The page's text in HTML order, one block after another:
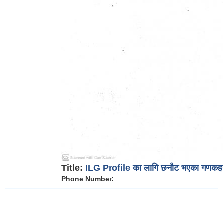
Title: ILG Profile का लागि छनौट भएका
Phone Number: